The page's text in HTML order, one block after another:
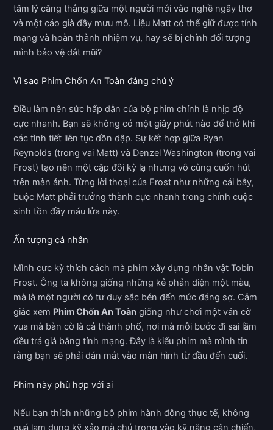
tâm lý căng thẳng giữa một người mới vào nghề ngây thơ
và một cáo già đầy mưu mô. Liệu Matt có thể giữ được tính
mạng và hoàn thành nhiệm vụ, hay sẽ bị chính đối tượng
mình bảo vệ dắt mũi?
Vì sao Phim Chốn An Toàn đáng chú ý
Điều làm nên sức hấp dẫn của bộ phim chính là nhịp độ
cực nhanh. Bạn sẽ không có một giây phút nào để thở khi
các tình tiết liên tục dồn dập. Sự kết hợp giữa Ryan
Reynolds (trong vai Matt) và Denzel Washington (trong vai
Frost) tạo nên một cặp đôi kỳ lạ nhưng vô cùng cuốn hút
trên màn ảnh. Từng lời thoại của Frost như những cái bẫy,
buộc Matt phải trưởng thành cực nhanh trong chính cuộc
sinh tồn đầy máu lửa này.
Ấn tượng cá nhân
Mình cực kỳ thích cách mà phim xây dựng nhân vật Tobin
Frost. Ông ta không giống những kẻ phản diện một màu,
mà là một người có tư duy sắc bén đến mức đáng sợ. Cảm
giác xem Phim Chốn An Toàn giống như chơi một ván cờ
vua mà bàn cờ là cả thành phố, nơi mà mỗi bước đi sai lầm
đều trả giá bằng tính mạng. Đây là kiểu phim mà mình tin
rằng bạn sẽ phải dán mắt vào màn hình từ đầu đến cuối.
Phim này phù hợp với ai
Nếu bạn thích những bộ phim hành động thực tế, không
quá lạm dụng kỹ xảo mà chú trọng vào kỹ năng cận chiến,